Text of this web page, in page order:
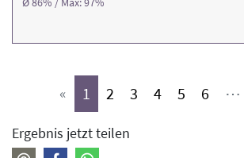
« 1 (aktiv)
2 (aktiv)
3 (aktiv)
4(aktiv)
5 (aktiv)
6 (aktiv)
⋯
Ergebnis jetzt teilen